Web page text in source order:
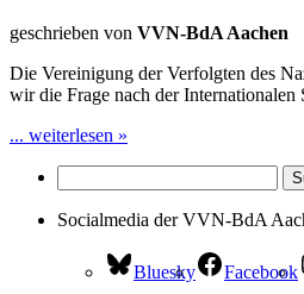
geschrieben von VVN-BdA Aachen
Die Vereinigung der Verfolgten des
wir die Frage nach der
... weiterlesen »
Socialmedia der VVN-BdA
Bluesky Facebook